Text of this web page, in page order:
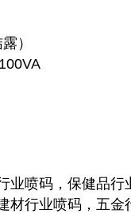
）
业喷码，保健品
材行业喷码，五